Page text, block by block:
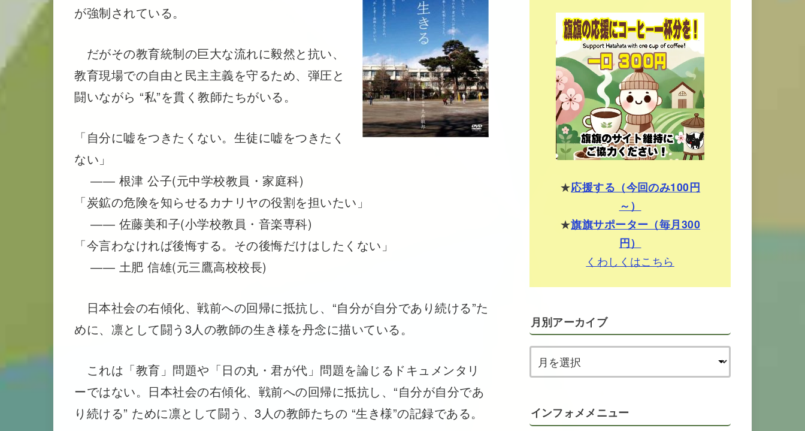
が強制されている。
だがその教育統制の巨大な流れに毅然と抗い、
教育現場での自由と民主主義を守るため、弾圧と
闘いながら “私”を貫く教師たちがいる。
「自分に嘘をつきたくない。生徒に嘘をつきたく
ない」
―― 根津 公子(元中学校教員・家庭科)
「炭鉱の危険を知らせるカナリヤの役割を担いたい」
―― 佐藤美和子(小学校教員・音楽専科)
「今言わなければ後悔する。その後悔だけはしたくない」
―― 土肥 信雄(元三鷹高校校長)
日本社会の右傾化、戦前への回帰に抵抗し、“自分が自分であり続ける”た
めに、凛として闘う3人の教師の生き様を丹念に描いている。
これは「教育」問題や「日の丸・君が代」問題を論じるドキュメンタリ
ーではない。日本社会の右傾化、戦前への回帰に抵抗し、“自分が自分であ
り続ける” ために凛として闘う、3人の教師たちの “生き様”の記録である。
★応援する（今回のみ100円
～）
★旗旗サポーター（毎月300
円）
くわしくはこちら
月別アーカイブ
インフォメメニュー